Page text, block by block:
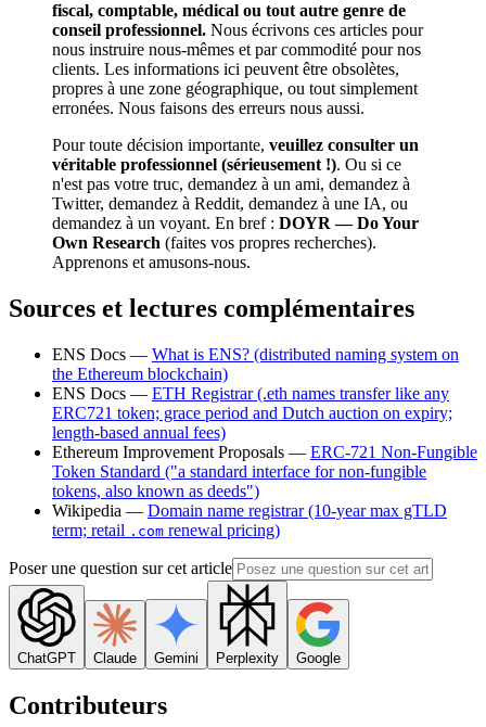
fiscal, comptable, médical ou tout autre genre de
conseil professionnel. Nous écrivons ces articles pour
nous instruire nous-mêmes et par commodité pour nos
clients. Les informations ici peuvent être obsolètes,
propres à une zone géographique, ou tout simplement
erronées. Nous faisons des erreurs nous aussi.
Pour toute décision importante, veuillez consulter un
véritable professionnel (sérieusement !). Ou si ce
n'est pas votre truc, demandez à un ami, demandez à
Twitter, demandez à Reddit, demandez à une IA, ou
demandez à un voyant. En bref : DOYR — Do Your
Own Research (faites vos propres recherches).
Apprenons et amusons-nous.
Sources et lectures complémentaires
ENS Docs — What is ENS? (distributed naming system on
the Ethereum blockchain)
ENS Docs — ETH Registrar (.eth names transfer like any
ERC721 token; grace period and Dutch auction on expiry;
length-based annual fees)
Ethereum Improvement Proposals — ERC-721 Non-Fungible
Token Standard ("a standard interface for non-fungible
tokens, also known as deeds")
Wikipedia — Domain name registrar (10-year max gTLD
term; retail .com renewal pricing)
Poser une question sur cet article
ChatGPT Claude Gemini Perplexity Google
Contributeurs